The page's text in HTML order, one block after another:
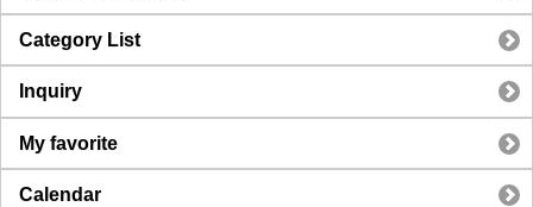
Category List
Inquiry
My favorite
Calendar